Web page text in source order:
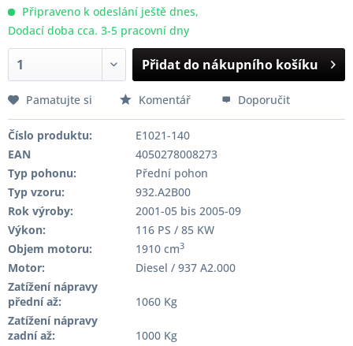
Připraveno k odeslání ještě dnes,
Dodací doba cca. 3-5 pracovní dny
Přidat do nákupního košíku
Pamatujte si Komentář Doporučit
Číslo produktu:
E1021-140
EAN
4050278008273
Typ pohonu:
Přední pohon
Typ vzoru:
932.A2B00
Rok výroby:
2001-05 bis 2005-09
Výkon:
116 PS / 85 KW
Objem motoru:
1910 cm3
Motor:
Diesel / 937 A2.000
Zatížení nápravy
přední až:
1060 Kg
Zatížení nápravy
zadní až:
1000 Kg